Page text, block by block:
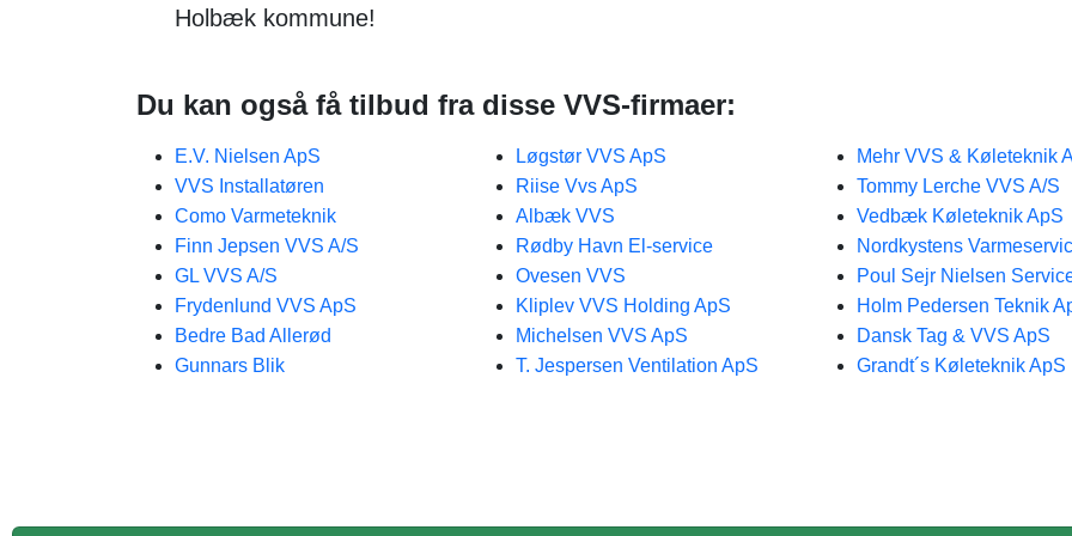
Holbæk kommune!
Du kan også få tilbud fra disse VVS-firmaer:
E.V. Nielsen ApS
VVS Installatøren
Como Varmeteknik
Finn Jepsen VVS A/S
GL VVS A/S
Frydenlund VVS ApS
Bedre Bad Allerød
Gunnars Blik
Løgstør VVS ApS
Riise Vvs ApS
Albæk VVS
Rødby Havn El-service
Ovesen VVS
Kliplev VVS Holding ApS
Michelsen VVS ApS
T. Jespersen Ventilation ApS
Mehr VVS & Køleteknik
Tommy Lerche VVS A/S
Vedbæk Køleteknik ApS
Nordkystens
Poul Sejr Nielsen
Holm Pedersen Teknik
Dansk Tag & VVS ApS
Grandt´s Køleteknik ApS